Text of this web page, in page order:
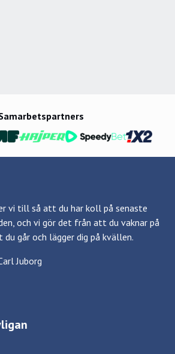
vi till så att du har koll på senaste
och vi gör det från att du vaknar på
går och lägger dig på kvällen.
Juborg